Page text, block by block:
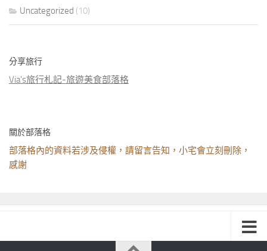
Uncategorized (10)
分享旅行
Via's旅行札記-旅遊美食部落格
關於部落格
部落格內的資料若涉及侵權，請留言告知，小宅會立刻刪除，
感謝